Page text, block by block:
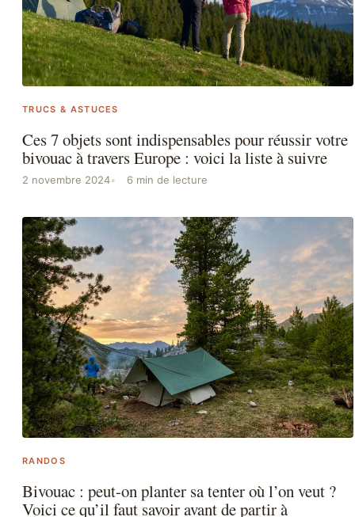
TRUCS & ASTUCES
Ces 7 objets sont indispensables pour réussir votre
bivouac à travers Europe : voici la liste à suivre
2 novembre 2024 6 min de lecture
RANDOS
Bivouac : peut-on planter sa tenter où l’on veut ?
Voici ce qu’il faut savoir avant de partir à